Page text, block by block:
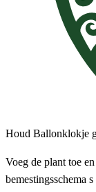
Houd Ballonklokje
Voeg de plant toe
bemestingsschema